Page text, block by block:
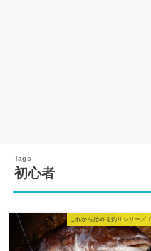
初心者
これから始める釣りシリーズ！